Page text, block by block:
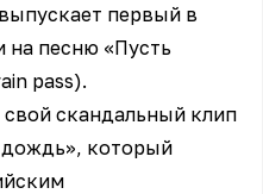
первый в
на песню «Пусть
pass).
скандальный клип
дождь», который